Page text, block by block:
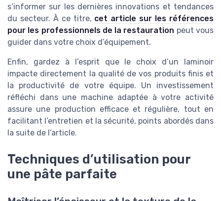
s’informer sur les dernières innovations et tendances
du secteur. À ce titre, cet article sur les références
pour les professionnels de la restauration peut vous
guider dans votre choix d’équipement.
Enfin, gardez à l’esprit que le choix d’un laminoir
impacte directement la qualité de vos produits finis et
la productivité de votre équipe. Un investissement
réfléchi dans une machine adaptée à votre activité
assure une production efficace et régulière, tout en
facilitant l’entretien et la sécurité, points abordés dans
la suite de l’article.
Techniques d’utilisation pour
une pâte parfaite